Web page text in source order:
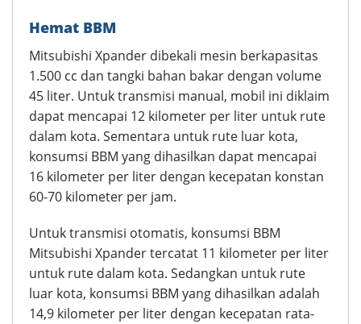
Hemat BBM
Mitsubishi Xpander dibekali mesin berkapasitas
1.500 cc dan tangki bahan bakar dengan volume
45 liter. Untuk transmisi manual, mobil ini diklaim
dapat mencapai 12 kilometer per liter untuk rute
dalam kota. Sementara untuk rute luar kota,
konsumsi BBM yang dihasilkan dapat mencapai
16 kilometer per liter dengan kecepatan konstan
60-70 kilometer per jam.
Untuk transmisi otomatis, konsumsi BBM
Mitsubishi Xpander tercatat 11 kilometer per liter
untuk rute dalam kota. Sedangkan untuk rute
luar kota, konsumsi BBM yang dihasilkan adalah
14,9 kilometer per liter dengan kecepatan rata-